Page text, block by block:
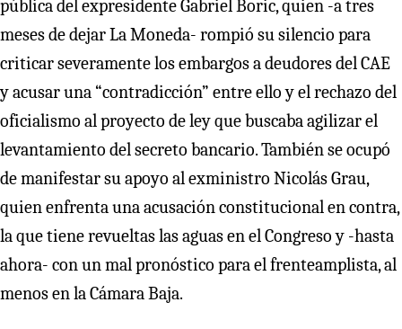
pública del expresidente Gabriel Boric, quien -a tres
meses de dejar La Moneda- rompió su silencio para
criticar severamente los embargos a deudores del CAE
y acusar una “contradicción” entre ello y el rechazo del
oficialismo al proyecto de ley que buscaba agilizar el
levantamiento del secreto bancario. También se ocupó
de manifestar su apoyo al exministro Nicolás Grau,
quien enfrenta una acusación constitucional en contra,
la que tiene revueltas las aguas en el Congreso y -hasta
ahora- con un mal pronóstico para el frenteamplista, al
menos en la Cámara Baja.